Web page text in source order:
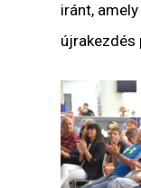
iránt,
újrakezdés